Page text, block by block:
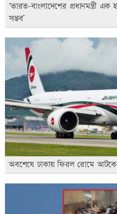
‘ভারত-বাংলাদেশের প্রধানমন্ত্রী
সম্ভব’
অবশেষে ঢাকায় ফিরল রোমে আটকে